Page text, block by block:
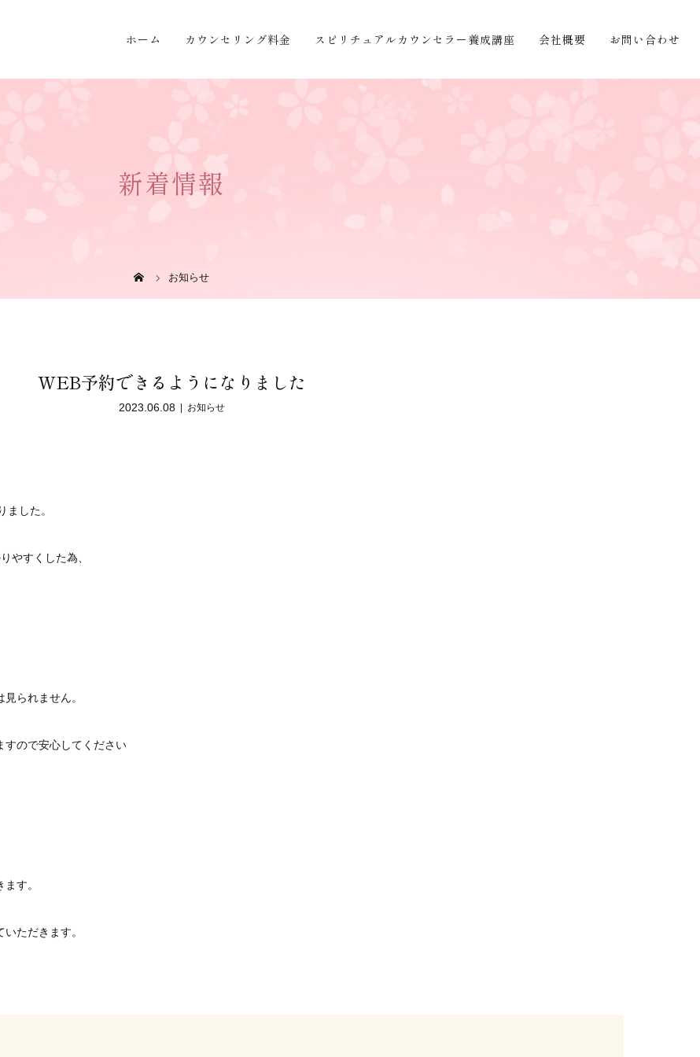
ホーム カウンセリング料金 スピリチュアルカウンセラー養成講座 会社概要 お問い合わせ
新着情報
お知らせ
WEB予約できるようになりました
2023.06.08 お知らせ
した。
やすくした為、
られません。
すので安心してください
す。
ただきます。